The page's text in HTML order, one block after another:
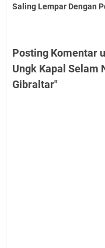
Saling Lempar Dengan
Posting Komentar
Ungk Kapal Selam
Gibraltar"